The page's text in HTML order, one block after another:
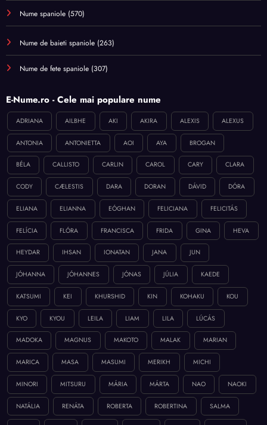
Nume spaniole (570)
Nume de baieti spaniole (263)
Nume de fete spaniole (307)
E-Nume.ro - Cele mai populare nume
ADRIANA AILBHE AKI AKIRA ALEXIS ALEXUS
ANTONIA ANTONIETTA AOI AYA BROGAN
BÉLA CALLISTO CARLIN CAROL CARY CLARA
CODY CÆLESTIS DARA DORAN DÁVID DÓRA
ELIANA ELIANNA EÓGHAN FELICIANA FELICITÁS
FELÍCIA FLÓRA FRANCISCA FRIDA GINA HEVA
HEYDAR IHSAN IONATAN JANA JUN
JÓHANNA JÓHANNES JÓNAS JÚLIA KAEDE
KATSUMI KEI KHURSHID KIN KOHAKU KOU
KYO KYOU LEILA LIAM LILA LÚCÁS
MADOKA MAGNUS MAKOTO MALAK MARIAN
MARICA MASA MASUMI MERIKH MICHI
MINORI MITSURU MÁRIA MÁRTA NAO NAOKI
NATÁLIA RENÁTA ROBERTA ROBERTINA SALMA